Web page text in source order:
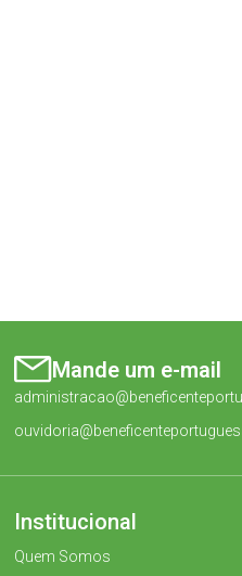
Mande um e-mail
Institucional
Quem Somos